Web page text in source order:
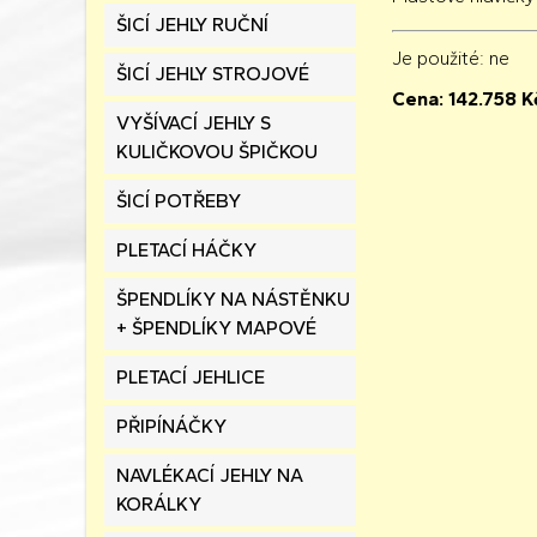
ŠICÍ JEHLY RUČNÍ
ŠICÍ JEHLY STROJOVÉ
VYŠÍVACÍ JEHLY S
KULIČKOVOU ŠPIČKOU
ŠICÍ POTŘEBY
PLETACÍ HÁČKY
ŠPENDLÍKY NA NÁSTĚNKU
+ ŠPENDLÍKY MAPOVÉ
PLETACÍ JEHLICE
PŘIPÍNÁČKY
NAVLÉKACÍ JEHLY NA
KORÁLKY
Je použité: ne
Cena: 142.758